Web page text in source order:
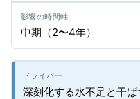
中期（2〜4年）
深刻化する水不足と干